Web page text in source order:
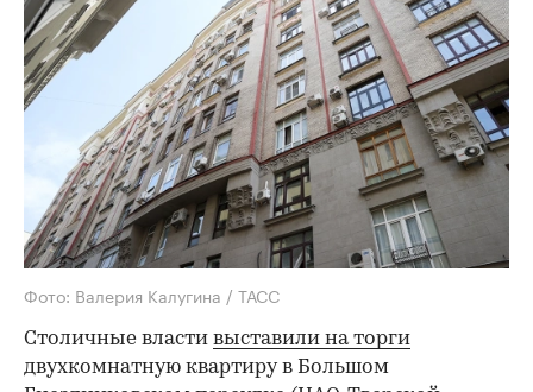
Фото: Валерия Калугина / ТАСС
Столичные власти выставили на торги
двухкомнатную квартиру в Большом